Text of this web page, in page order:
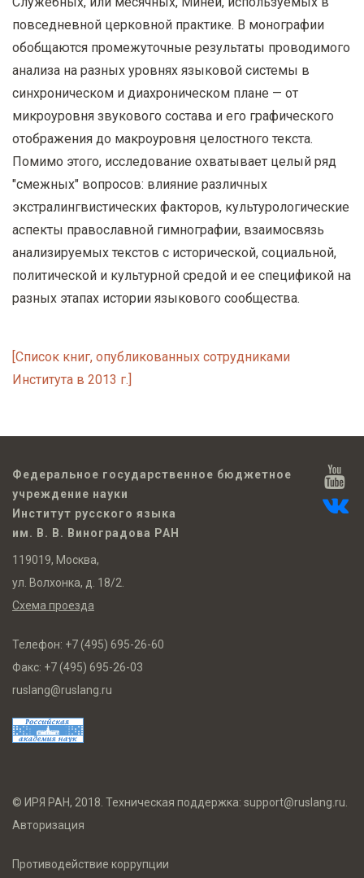
повседневной церковной практике. В монографии
обобщаются промежуточные результаты проводимого
анализа на разных уровнях языковой системы в
синхроническом и диахроническом плане — от
микроуровня звукового состава и его графического
отображения до макроуровня целостного текста.
Помимо этого, исследование охватывает целый ряд
"смежных" вопросов: влияние различных
экстралингвистических факторов, культурологические
аспекты православной гимнографии, взаимосвязь
анализируемых текстов с исторической, социальной,
политической и культурной средой и ее спецификой на
разных этапах истории языкового сообщества.
[Список книг, опубликованных сотрудниками
Института в 2013 г.]
Федеральное государственное бюджетное
учреждение науки
Институт русского языка
им. В. В. Виноградова РАН
119019, Москва,
ул. Волхонка, д. 18/2.
Схема проезда
Телефон: +7 (495) 695-26-60
Факс: +7 (495) 695-26-03
ruslang@ruslang.ru
© ИРЯ РАН, 2018. Техническая поддержка: support@ruslang.ru
Авторизация
Противодействие коррупции